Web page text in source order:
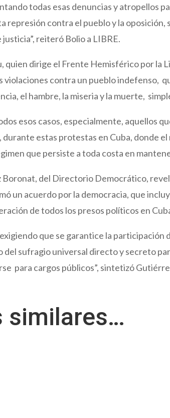
todas esas denuncias y atropellos
represión contra el pueblo y la oposición,
reiteró Bolio a LIBRE.
quien dirige el Frente Hemisférico por la
violaciones contra un pueblo indefenso,
el hambre, la miseria y la muerte,
esos casos, especialmente, aquellos
durante estas protestas en Cuba, donde
que persiste a toda costa en
del Directorio Democrático,
un acuerdo por la democracia, que
de todos los presos políticos en
que se garantice la participación
del sufragio universal directo y secreto
para cargos públicos”, sintetizó
similares…